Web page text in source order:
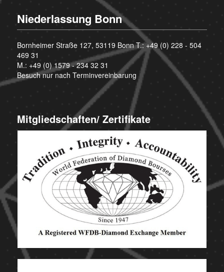
Niederlassung Bonn
Bornheimer Straße 127, 53119 Bonn T.:+49 (0) 228 - 504
469 31
M.: +49 (0) 1579 - 234 32 31
Besuch nur nach Terminvereinbarung
Mitgliedschaften/ Zertifikate